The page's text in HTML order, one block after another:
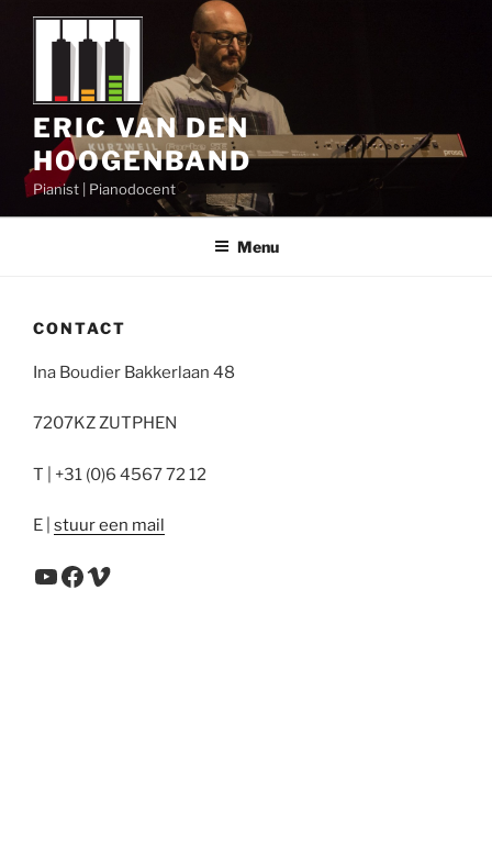
ERIC VAN DEN
HOOGENBAND
Pianist | Pianodocent
Menu
CONTACT
Ina Boudier Bakkerlaan 48
7207KZ ZUTPHEN
T | +31 (0)6 4567 72 12
E | stuur een mail
YouTube
Facebook
Vimeo